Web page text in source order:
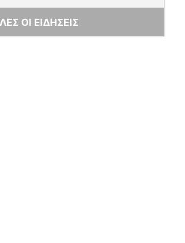
ΟΙ ΕΙΔΗΣΕΙΣ